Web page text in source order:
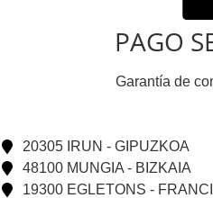
PAGO
Garantía de
20305 IRUN - GIPUZKOA
48100 MUNGIA - BIZKAIA
19300 EGLETONS -